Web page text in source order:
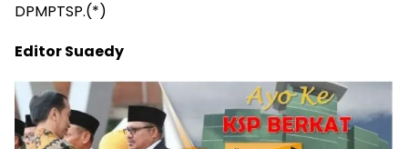
DPMPTSP.(*)
Editor Suaedy